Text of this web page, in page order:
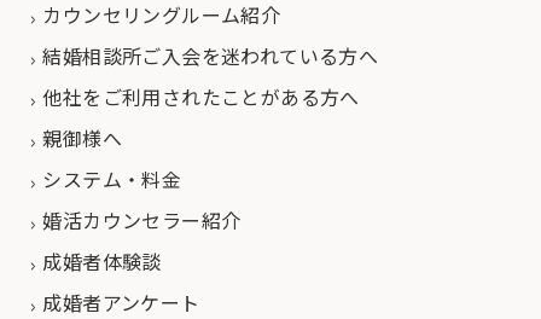
カウンセリングルーム紹介
結婚相談所ご入会を迷われている方へ
他社をご利用されたことがある方へ
親御様へ
システム・料金
婚活カウンセラー紹介
成婚者体験談
成婚者アンケート